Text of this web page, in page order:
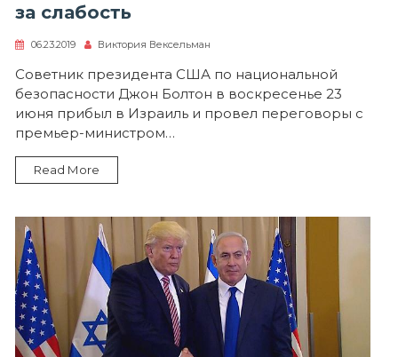
за слабость
06.23.2019 Виктория Вексельман
Советник президента США по национальной
безопасности Джон Болтон в воскресенье 23
июня прибыл в Израиль и провел переговоры с
премьер-министром…
Read More